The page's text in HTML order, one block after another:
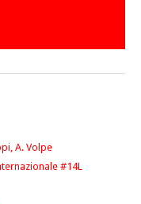
A. Volpe
#14L